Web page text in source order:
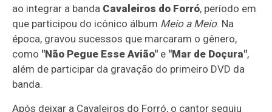
ao integrar a banda Cavaleiros do Forró, período em
que participou do icônico álbum Meio a Meio. Na
época, gravou sucessos que marcaram o gênero,
como "Não Pegue Esse Avião" e "Mar de Doçura",
além de participar da gravação do primeiro DVD da
banda.
Após deixar a Cavaleiros do Forró, o cantor seguiu